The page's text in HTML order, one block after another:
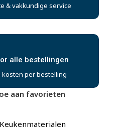
& vakkundige service
alle bestellingen
kosten per bestelling
aan favorieten
Keukenmaterialen